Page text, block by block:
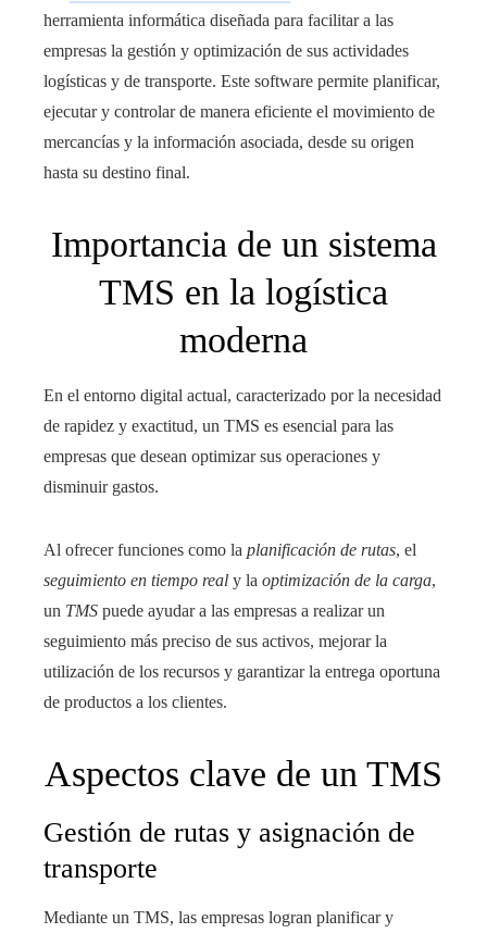
herramienta informática diseñada para facilitar a las
empresas la gestión y optimización de sus actividades
logísticas y de transporte. Este software permite planificar,
ejecutar y controlar de manera eficiente el movimiento de
mercancías y la información asociada, desde su origen
hasta su destino final.
Importancia de un sistema
TMS en la logística
moderna
En el entorno digital actual, caracterizado por la necesidad
de rapidez y exactitud, un TMS es esencial para las
empresas que desean optimizar sus operaciones y
disminuir gastos.
Al ofrecer funciones como la planificación de rutas, el
seguimiento en tiempo real y la optimización de la carga,
un TMS puede ayudar a las empresas a realizar un
seguimiento más preciso de sus activos, mejorar la
utilización de los recursos y garantizar la entrega oportuna
de productos a los clientes.
Aspectos clave de un TMS
Gestión de rutas y asignación de
transporte
Mediante un TMS, las empresas logran planificar y